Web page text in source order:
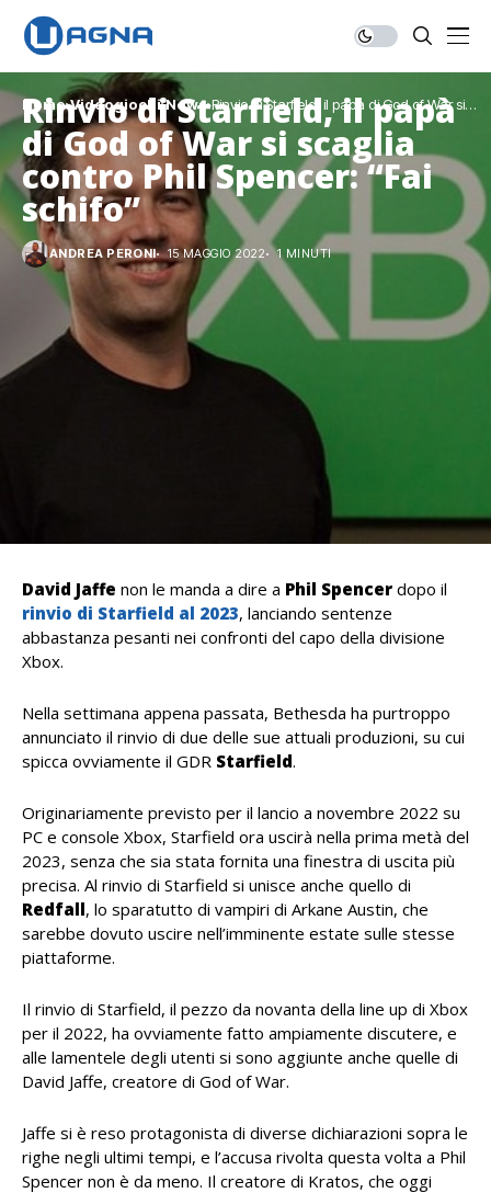
Home Videogiochi News Rinvio di Starfield, il papà di God of War si
scaglia contro Phil Spencer: “Fai schifo”
Rinvio di Starfield, il papà
di God of War si scaglia
contro Phil Spencer: “Fai
schifo”
ANDREA PERONI 15 MAGGIO 2022 1 MINUTI
David Jaffe non le manda a dire a Phil Spencer dopo il
rinvio di Starfield al 2023, lanciando sentenze
abbastanza pesanti nei confronti del capo della divisione
Xbox.
Nella settimana appena passata, Bethesda ha purtroppo
annunciato il rinvio di due delle sue attuali produzioni, su cui
spicca ovviamente il GDR Starfield.
Originariamente previsto per il lancio a novembre 2022 su
PC e console Xbox, Starfield ora uscirà nella prima metà del
2023, senza che sia stata fornita una finestra di uscita più
precisa. Al rinvio di Starfield si unisce anche quello di
Redfall, lo sparatutto di vampiri di Arkane Austin, che
sarebbe dovuto uscire nell’imminente estate sulle stesse
piattaforme.
Il rinvio di Starfield, il pezzo da novanta della line up di Xbox
per il 2022, ha ovviamente fatto ampiamente discutere, e
alle lamentele degli utenti si sono aggiunte anche quelle di
David Jaffe, creatore di God of War.
Jaffe si è reso protagonista di diverse dichiarazioni sopra le
righe negli ultimi tempi, e l’accusa rivolta questa volta a Phil
Spencer non è da meno. Il creatore di Kratos, che oggi